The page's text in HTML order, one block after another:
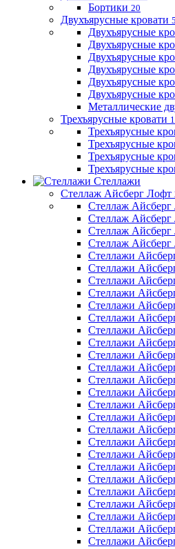
Бортики 20
Двухъярусные кровати
Двухъярусные
Двухъярусные
Двухъярусные
Двухъярусные
Двухъярусные
Двухъярусные
Металлические
Трехъярусные кровати
Трехъярусные
Трехъярусные
Трехъярусные
Трехъярусные
Стеллажи
Стеллаж Айсберг Лофт
Стеллаж Айсберг
Стеллаж Айсберг
Стеллаж Айсберг
Стеллаж Айсберг
Стеллажи
Стеллажи
Стеллажи
Стеллажи
Стеллажи
Стеллажи
Стеллажи
Стеллажи
Стеллажи
Стеллажи
Стеллажи
Стеллажи
Стеллажи
Стеллажи
Стеллажи
Стеллажи
Стеллажи
Стеллажи
Стеллажи
Стеллажи
Стеллажи
Стеллажи
Стеллажи
Стеллажи